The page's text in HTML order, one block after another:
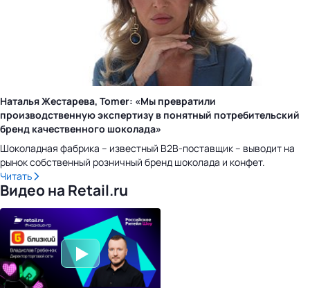
Наталья Жестарева, Tomer: «Мы превратили
производственную экспертизу в понятный потребительский
бренд качественного шоколада»
Шоколадная фабрика – известный B2B-поставщик – выводит на
рынок собственный розничный бренд шоколада и конфет.
Читать
Видео на Retail.ru